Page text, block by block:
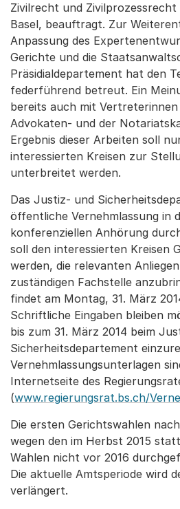
Zivilrecht und
Basel, beauftragt. Zur
Anpassung des
Gerichte und die
Präsidialdepartement hat den
federführend betreut. Ein
bereits auch mit
Advokaten- und der
Ergebnis dieser Arbeiten soll
interessierten Kreisen zur
unterbreitet werden.
Das Justiz- und
öffentliche Vernehmlassung in
konferenziellen Anhörung
soll den interessierten Kreisen
werden, die relevanten
zuständigen Fachstelle
findet am Montag, 31. März
Schriftliche Eingaben bleiben
bis zum 31. März 2014 beim
Sicherheitsdepartement
Vernehmlassungsunterlagen
Internetseite des
(www.regierungsrat.bs.ch/
Die ersten Gerichtswahlen
wegen den im Herbst 2015
Wahlen nicht vor 2016
Die aktuelle Amtsperiode wird
verlängert.